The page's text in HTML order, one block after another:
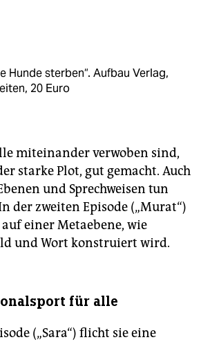
Hunde sterben“. Aufbau Verlag,
20 Euro
miteinander verwoben sind,
starke Plot, gut gemacht. Auch
und Sprechweisen tun
der zweiten Episode („Murat“)
einer Metaebene, wie
und Wort konstruiert wird.
für alle
(„Sara“) flicht sie eine